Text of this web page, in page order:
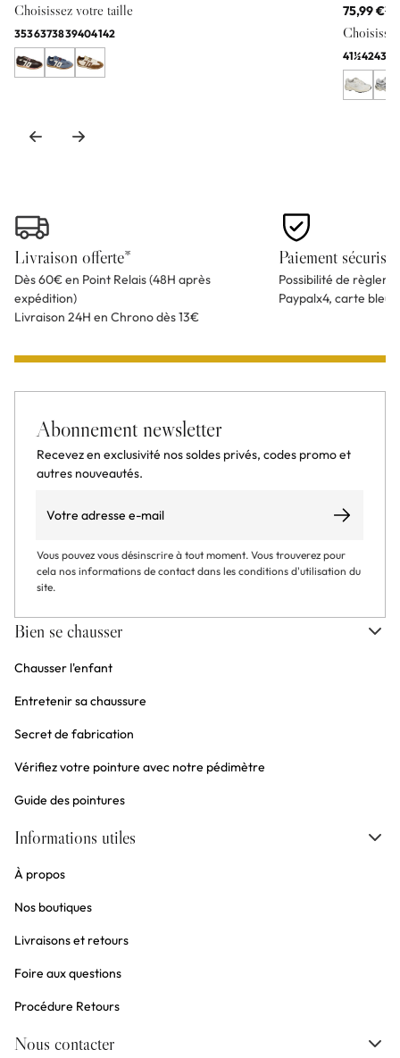
Choisissez votre taille
3536373839404142
75,99 €
41½4243
Livraison offerte*
Dès 60€ en Point Relais (48H après
expédition)
Livraison 24H en Chrono dès 13€
Paiement sécurisé
Possibilité de
Paypalx4, carte
Abonnement newsletter
Recevez en exclusivité nos soldes privés, codes promo et
autres nouveautés.
S’abonner
Vous pouvez vous désinscrire à tout moment. Vous trouverez pour
cela nos informations de contact dans les conditions d'utilisation du
site.
Bien se chausser
Chausser l'enfant
Entretenir sa chaussure
Secret de fabrication
Vérifiez votre pointure avec notre pédimètre
Guide des pointures
Informations utiles
À propos
Nos boutiques
Livraisons et retours
Foire aux questions
Procédure Retours
Nous contacter